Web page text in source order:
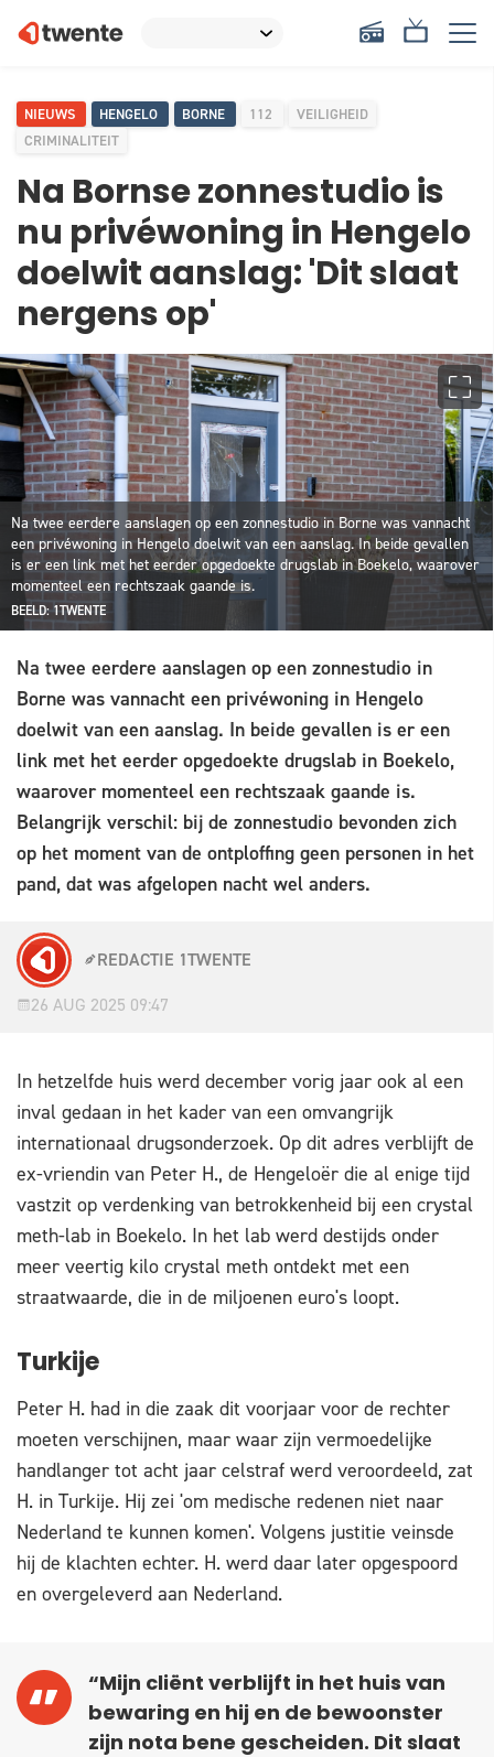
NIEUWS HENGELO BORNE 112
VEILIGHEID
CRIMINALITEIT
Na Bornse zonnestudio is
nu privéwoning in Hengelo
doelwit aanslag: 'Dit slaat
nergens op'
Na twee eerdere aanslagen op een zonnestudio in Borne was vannacht
een privéwoning in Hengelo doelwit van een aanslag. In beide gevallen
is er een link met het eerder opgedoekte drugslab in Boekelo, waarover
momenteel een rechtszaak gaande is.
BEELD: 1TWENTE
Na twee eerdere aanslagen op een zonnestudio in
Borne was vannacht een privéwoning in Hengelo
doelwit van een aanslag. In beide gevallen is er een
link met het eerder opgedoekte drugslab in Boekelo,
waarover momenteel een rechtszaak gaande is.
Belangrijk verschil: bij de zonnestudio bevonden zich
op het moment van de ontploffing geen personen in het
pand, dat was afgelopen nacht wel anders.
REDACTIE 1TWENTE
26 AUG 2025 09:47
In hetzelfde huis werd december vorig jaar ook al een
inval gedaan in het kader van een omvangrijk
internationaal drugsonderzoek. Op dit adres verblijft de
ex-vriendin van Peter H., de Hengeloër die al enige tijd
vastzit op verdenking van betrokkenheid bij een crystal
meth-lab in Boekelo. In het lab werd destijds onder
meer veertig kilo crystal meth ontdekt met een
straatwaarde, die in de miljoenen euro's loopt.
Turkije
Peter H. had in die zaak dit voorjaar voor de rechter
moeten verschijnen, maar waar zijn vermoedelijke
handlanger tot acht jaar celstraf werd veroordeeld, zat
H. in Turkije. Hij zei 'om medische redenen niet naar
Nederland te kunnen komen'. Volgens justitie veinsde
hij de klachten echter. H. werd daar later opgespoord
en overgeleverd aan Nederland.
“Mijn cliënt verblijft in het huis van
bewaring en hij en de bewoonster
zijn nota bene gescheiden. Dit slaat